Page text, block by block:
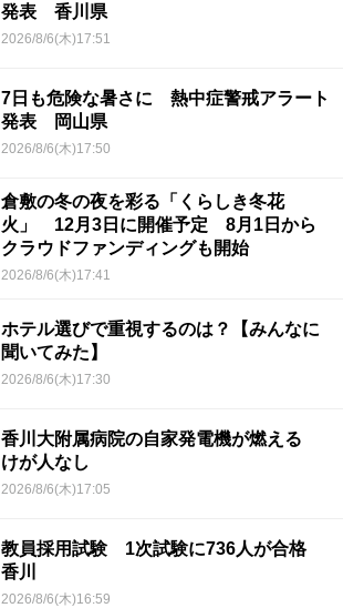
発表 香川県
2026/8/6(木)17:51
7日も危険な暑さに 熱中症警戒アラート
発表 岡山県
2026/8/6(木)17:50
倉敷の冬の夜を彩る「くらしき冬花
火」 12月3日に開催予定 8月1日から
クラウドファンディングも開始
2026/8/6(木)17:41
ホテル選びで重視するのは？【みんなに
聞いてみた】
2026/8/6(木)17:30
香川大附属病院の自家発電機が燃える
けが人なし
2026/8/6(木)17:05
教員採用試験 1次試験に736人が合格
香川
2026/8/6(木)16:59